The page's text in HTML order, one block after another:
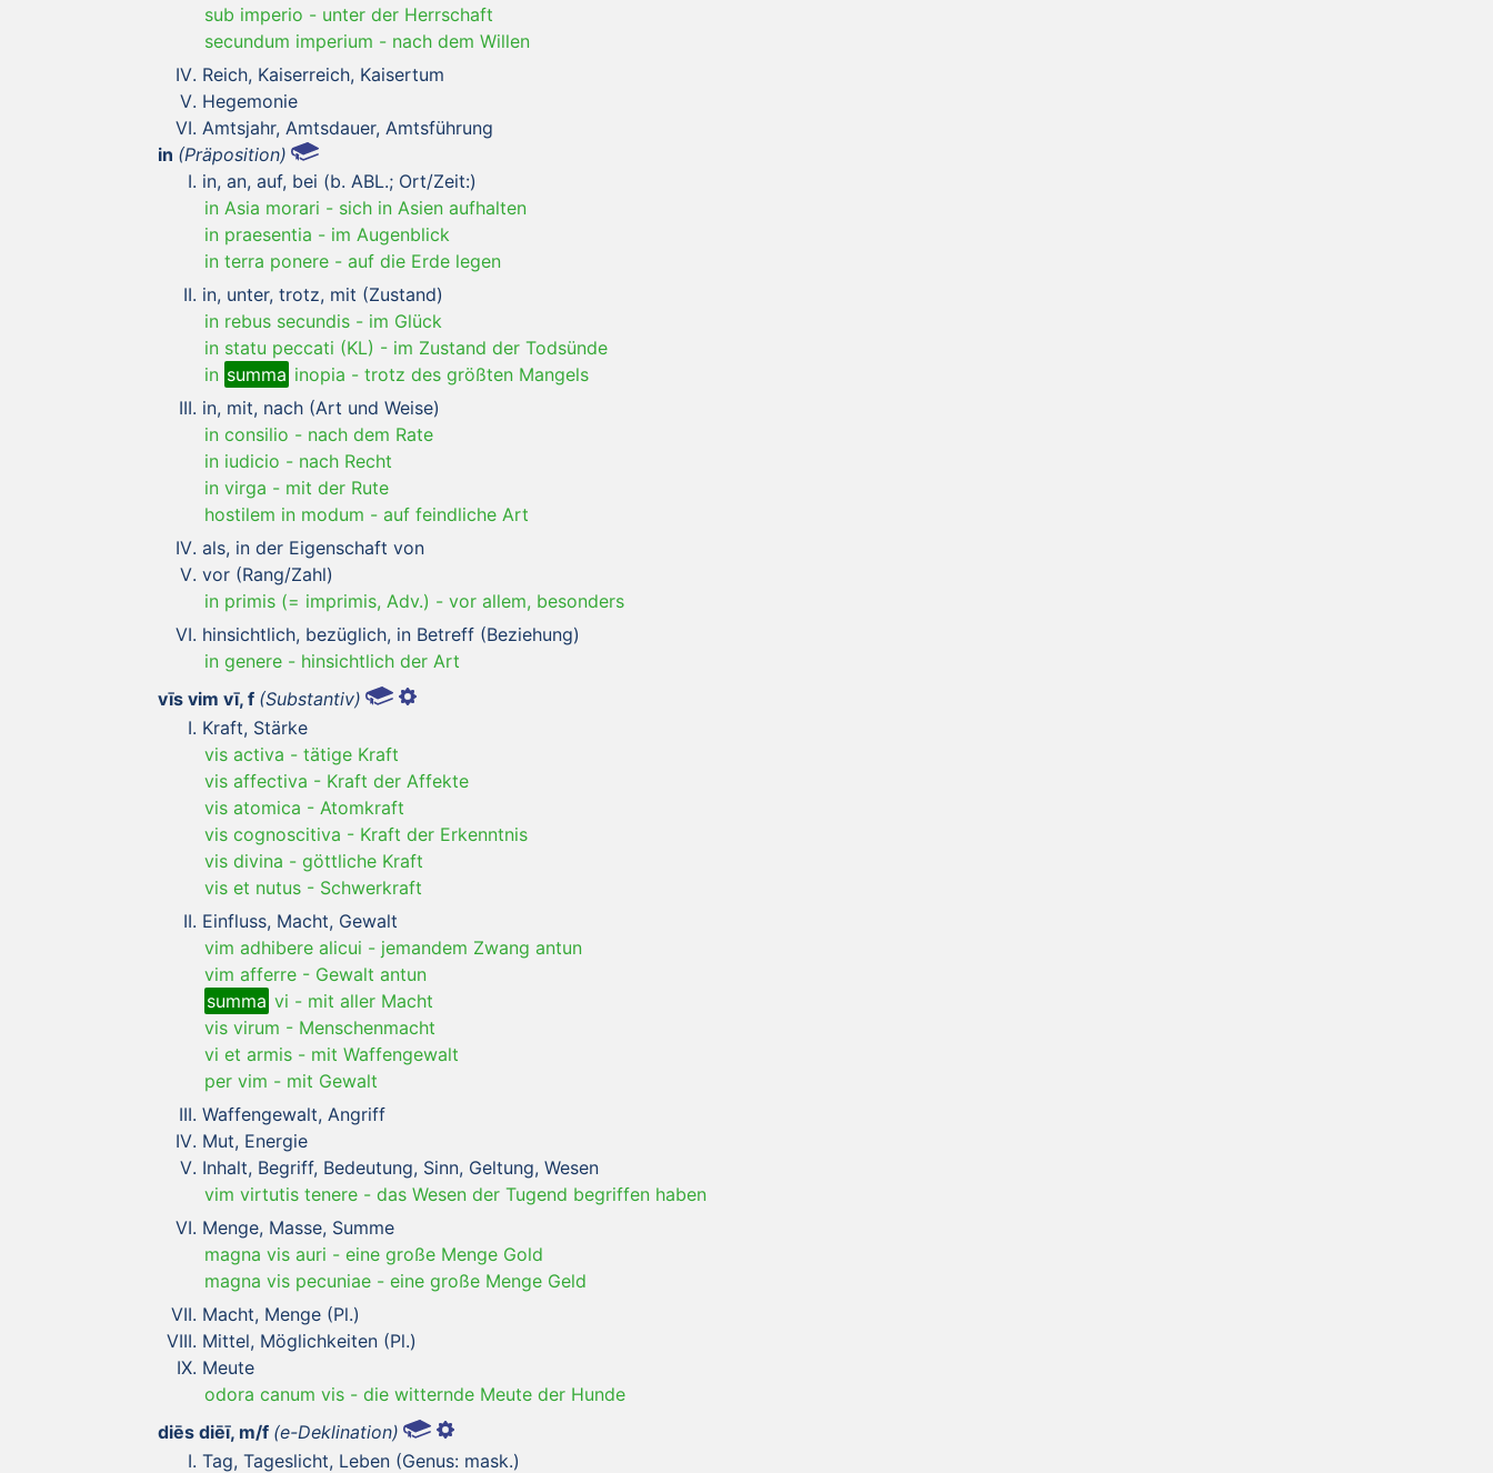
sub imperio - unter der Herrschaft
secundum imperium - nach dem Willen
Reich, Kaiserreich, Kaisertum
Hegemonie
Amtsjahr, Amtsdauer, Amtsführung
in (Präposition)
in, an, auf, bei (b. ABL.; Ort/Zeit:)
in Asia morari - sich in Asien aufhalten
in praesentia - im Augenblick
in terra ponere - auf die Erde legen
in, unter, trotz, mit (Zustand)
in rebus secundis - im Glück
in statu peccati (KL) - im Zustand der Todsünde
in summa inopia - trotz des größten Mangels
in, mit, nach (Art und Weise)
in consilio - nach dem Rate
in iudicio - nach Recht
in virga - mit der Rute
hostilem in modum - auf feindliche Art
als, in der Eigenschaft von
vor (Rang/Zahl)
in primis (= imprimis, Adv.) - vor allem, besonders
hinsichtlich, bezüglich, in Betreff (Beziehung)
in genere - hinsichtlich der Art
vīs vim vī, f (Substantiv)
Kraft, Stärke
vis activa - tätige Kraft
vis affectiva - Kraft der Affekte
vis atomica - Atomkraft
vis cognoscitiva - Kraft der Erkenntnis
vis divina - göttliche Kraft
vis et nutus - Schwerkraft
Einfluss, Macht, Gewalt
vim adhibere alicui - jemandem Zwang antun
vim afferre - Gewalt antun
summa vi - mit aller Macht
vis virum - Menschenmacht
vi et armis - mit Waffengewalt
per vim - mit Gewalt
Waffengewalt, Angriff
Mut, Energie
Inhalt, Begriff, Bedeutung, Sinn, Geltung, Wesen
vim virtutis tenere - das Wesen der Tugend begriffen haben
Menge, Masse, Summe
magna vis auri - eine große Menge Gold
magna vis pecuniae - eine große Menge Geld
Macht, Menge (Pl.)
Mittel, Möglichkeiten (Pl.)
Meute
odora canum vis - die witternde Meute der Hunde
diēs diēī, m/f (e-Deklination)
Tag, Tageslicht, Leben (Genus: mask.)